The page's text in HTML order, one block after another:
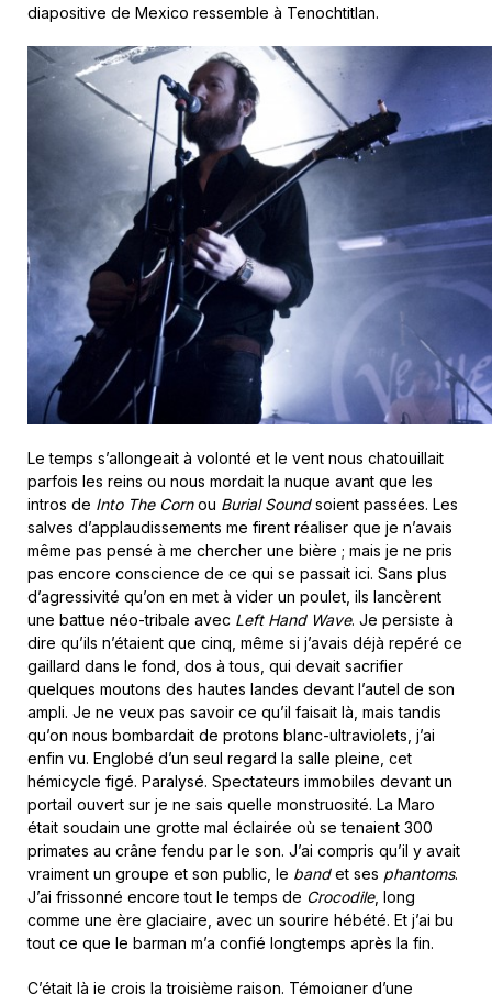
diapositive de Mexico ressemble à Tenochtitlan.
Le temps s’allongeait à volonté et le vent nous chatouillait
parfois les reins ou nous mordait la nuque avant que les
intros de Into The Cornou Burial Soundsoient passées. Les
salves d’applaudissements me firent réaliser que je n’avais
même pas pensé à me chercher une bière ; mais je ne pris
pas encore conscience de ce qui se passait ici. Sans plus
d’agressivité qu’on en met à vider un poulet, ils lancèrent
une battue néo-tribale avec Left Hand Wave. Je persiste à
dire qu’ils n’étaient que cinq, même si j’avais déjà repéré ce
gaillard dans le fond, dos à tous, qui devait sacrifier
quelques moutons des hautes landes devant l’autel de son
ampli. Je ne veux pas savoir ce qu’il faisait là, mais tandis
qu’on nous bombardait de protons blanc-ultraviolets, j’ai
enfin vu. Englobé d’un seul regard la salle pleine, cet
hémicycle figé. Paralysé. Spectateurs immobiles devant un
portail ouvert sur je ne sais quelle monstruosité. La Maro
était soudain une grotte mal éclairée où se tenaient 300
primates au crâne fendu par le son. J’ai compris qu’il y avait
vraiment un groupe et son public, le bandet ses phantoms.
J’ai frissonné encore tout le temps de Crocodile, long
comme une ère glaciaire, avec un sourire hébété. Et j’ai bu
tout ce que le barman m’a confié longtemps après la fin.
C’était là je crois la troisième raison. Témoigner d’une